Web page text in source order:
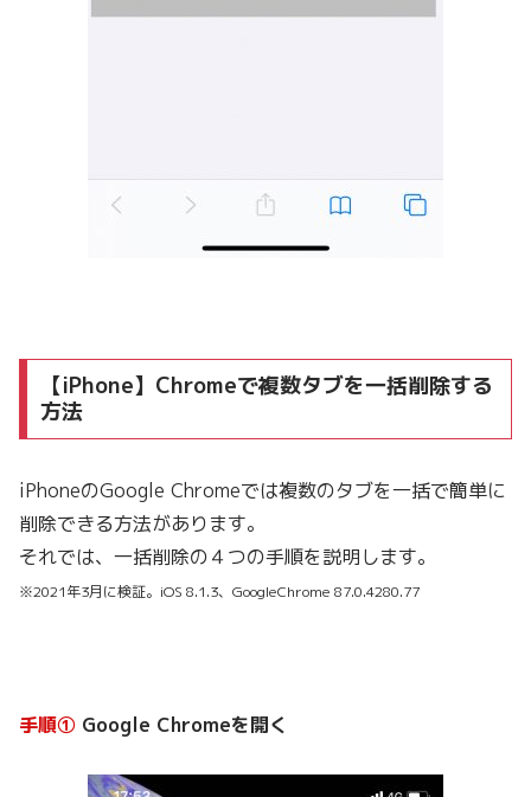
【iPhone】Chromeで複数タブを一括削除する
方法
iPhoneのGoogle Chromeでは複数のタブを一括で簡単に
削除できる方法があります。
それでは、一括削除の４つの手順を説明します。
※2021年3月に検証。iOS 8.1.3、GoogleChrome 87.0.4280.77
手順① Google Chromeを開く